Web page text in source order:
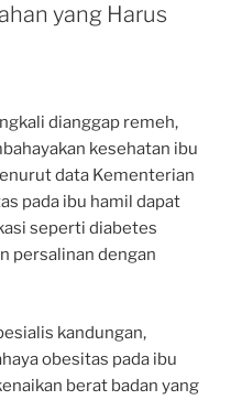
yang Harus
dianggap remeh,
kesehatan ibu
data Kementerian
pada ibu hamil dapat
seperti diabetes
persalinan dengan
kandungan,
obesitas pada ibu
berat badan yang